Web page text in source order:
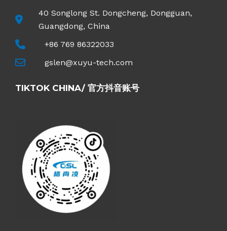
40 Songlong St. Dongcheng, Dongguan,
Guangdong, China
+86 769 86322033
gslen@xuyu-tech.com
TIKTOK CHINA/ 官方抖音账号